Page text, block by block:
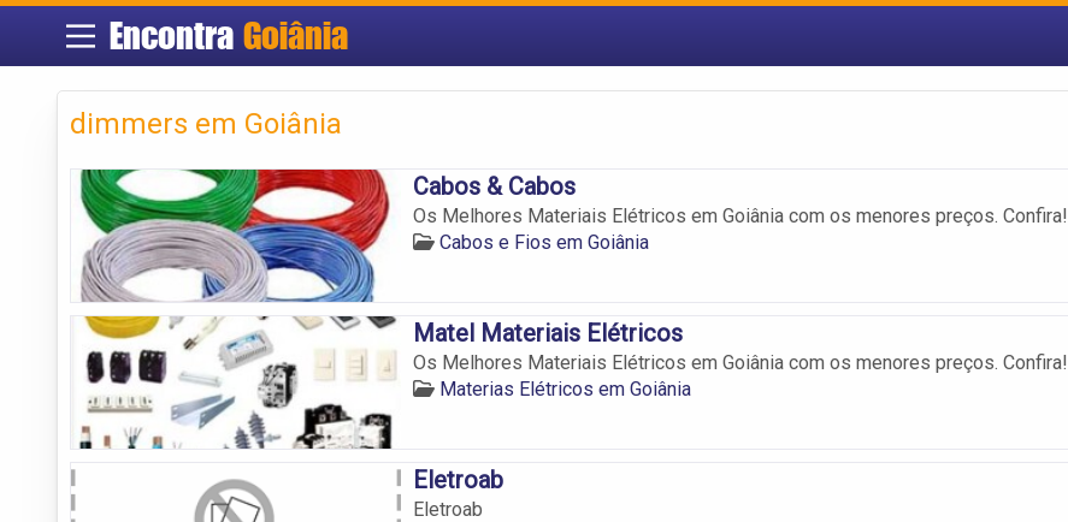
Encontra Goiânia
dimmers em Goiânia
Cabos & Cabos
Os Melhores Materiais Elétricos em Goiânia com os menores preços. Confira!
Cabos e Fios em Goiânia
Matel Materiais Elétricos
Os Melhores Materiais Elétricos em Goiânia com os menores preços. Confira!
Materias Elétricos em Goiânia
Eletroab
Eletroab